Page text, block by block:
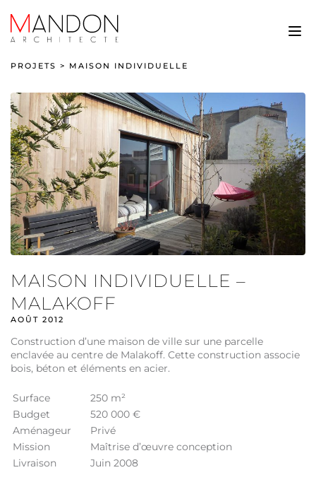
PROJETS > MAISON INDIVIDUELLE
MAISON INDIVIDUELLE –
MALAKOFF
AOÛT 2012
Construction d’une maison de ville sur une parcelle
enclavée au centre de Malakoff. Cette construction associe
bois, béton et éléments en acier.
Surface
250 m²
Budget
520 000 €
Aménageur
Privé
Mission
Maîtrise d’œuvre conception
Livraison
Juin 2008